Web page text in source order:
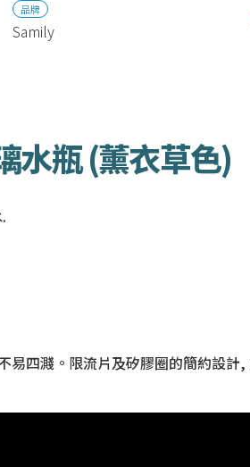
品牌
Samily
水瓶 (薰衣草色)
四濺。限流片及矽膠圈的簡約設